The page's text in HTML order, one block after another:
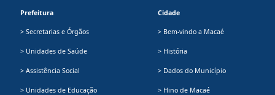
Prefeitura
> Secretarias e Órgãos
> Unidades de Saúde
> Assistência Social
> Unidades de Educação
Cidade
> Bem-vindo a Macaé
> História
> Dados do Município
> Hino de Macaé